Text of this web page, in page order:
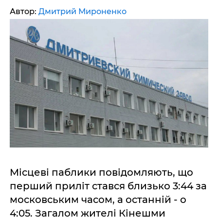
Автор: Дмитрий Мироненко
Місцеві паблики повідомляють, що
перший приліт стався близько 3:44 за
московським часом, а останній - о
4:05. Загалом жителі Кінешми